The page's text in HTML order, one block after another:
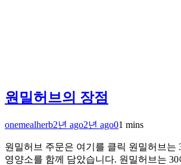
원밀허브의 장점
onemealherb2년 ago2년 ago01 mins
원밀허브 주문은 여기를 클릭 원밀허브는
영양소를 함께 담았습니다. 원밀허브는